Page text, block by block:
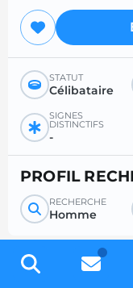
STATUT
Célibataire
SIGNES
DISTINCTIFS
-
PROFIL
RECHERCHE
Homme
Inscrivez-vous